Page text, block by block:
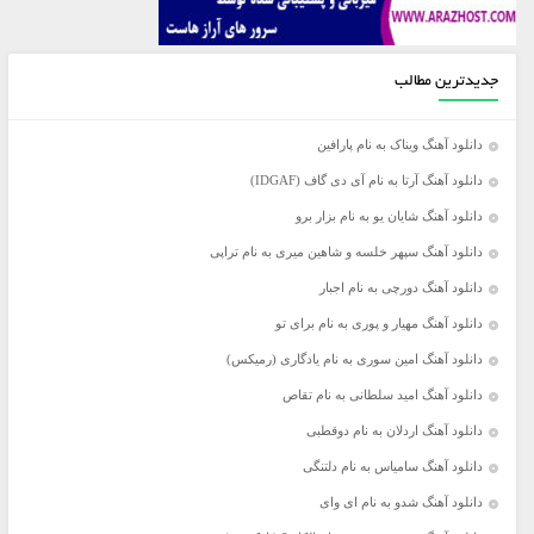
جدیدترین مطالب
دانلود آهنگ ویناک به نام پارافین
دانلود آهنگ آرتا به نام آی دی گاف (IDGAF)
دانلود آهنگ شایان یو به نام بزار برو
دانلود آهنگ سپهر خلسه و شاهین میری به نام تراپی
دانلود آهنگ دورچی به نام اجبار
دانلود آهنگ مهیار و پوری به نام برای تو
دانلود آهنگ امین سوری به نام یادگاری (رمیکس)
دانلود آهنگ امید سلطانی به نام تقاص
دانلود آهنگ اردلان به نام دوقطبی
دانلود آهنگ سامیاس به نام دلتنگی
دانلود آهنگ شدو به نام ای وای